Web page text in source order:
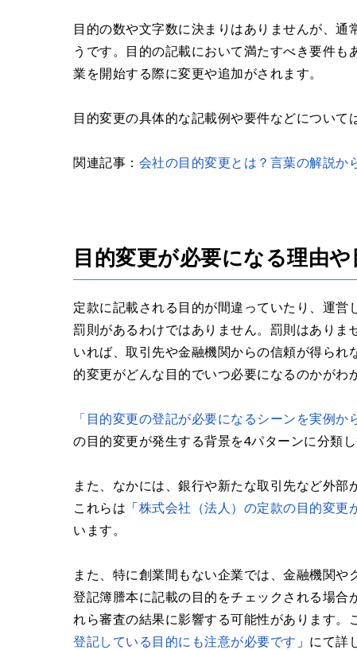
目的の数や文字数に決まりはありませんが、
うです。目的の記載において満たすべき要件
業を開始する際に変更や追加がされます。
目的変更の具体的な記載例や要件などについて
関連記事： 会社の目的変更とは？言葉の解説か
目的変更が必要になる理由や
定款に記載される目的が間違っていたり、運
罰則があるわけではありません。罰則はありま
いれば、取引先や金融機関からの信頼が得られ
的変更がどんな目的でいつ必要になるのかがわ
「 目的変更の登記が必要になるシーンを実例か
の目的変更が発生する背景を4パターンに分類し
また、なかには、銀行や新たな取引先など外部
これらは「株式会社（法人）の定款の目的変更
います。
また、特に創業間もない企業では、金融機関
登記簿謄本に記載の目的をチェックされる場合
れら審査の結果に影響する可能性があります。
登記している目的にも注意が必要です 」にて詳